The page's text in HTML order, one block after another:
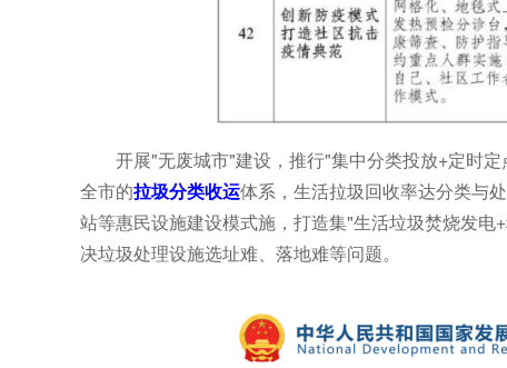
开展"无废城市"建设，推行"集中分类投放+定时
全市的拉圾分类收运体系，生活拉圾回收率达分类与
站等惠民设施建设模式施，打造集"生活垃圾焚烧发
决垃圾处理设施选址难、落地难等问题。